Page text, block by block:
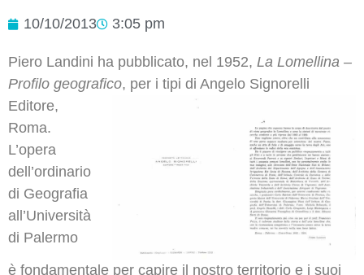
10/10/2013 3:05 pm
Piero Landini ha pubblicato, nel 1952, La Lomellina –
Profilo geografico, per i tipi di Angelo Signorelli
Editore,
Roma.
L’opera
dell’ordinario
di Geografia
all’Università
di Palermo
è fondamentale per capire il nostro territorio e i suoi